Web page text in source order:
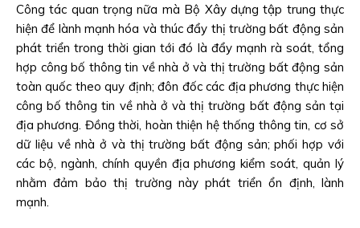
Công tác quan trọng nữa mà Bộ Xây dựng tập trung thực
hiện để lành mạnh hóa và thúc đẩy thị trường bất động sản
phát triển trong thời gian tới đó là đẩy mạnh rà soát, tổng
hợp công bố thông tin về nhà ở và thị trường bất động sản
toàn quốc theo quy định; đôn đốc các địa phương thực hiện
công bố thông tin về nhà ở và thị trường bất động sản tại
địa phương. Đồng thời, hoàn thiện hệ thống thông tin, cơ sở
dữ liệu về nhà ở và thị trường bất động sản; phối hợp với
các bộ, ngành, chính quyền địa phương kiểm soát, quản lý
nhằm đảm bảo thị trường này phát triển ổn định, lành
mạnh.